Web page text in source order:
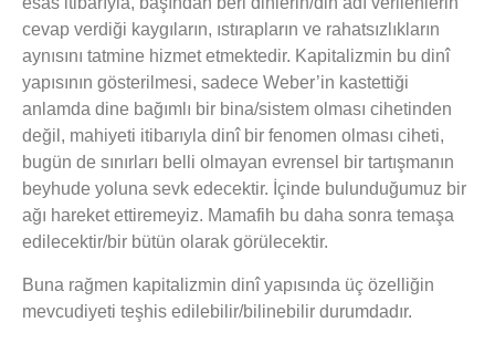
cevap verdiği kaygıların, ıstırapların ve rahatsızlıkların
aynısını tatmine hizmet etmektedir. Kapitalizmin bu dinî
yapısının gösterilmesi, sadece Weber’in kastettiği
anlamda dine bağımlı bir bina/sistem olması cihetinden
değil, mahiyeti itibarıyla dinî bir fenomen olması ciheti,
bugün de sınırları belli olmayan evrensel bir tartışmanın
beyhude yoluna sevk edecektir. İçinde bulunduğumuz bir
ağı hareket ettiremeyiz. Mamafih bu daha sonra temaşa
edilecektir/bir bütün olarak görülecektir.
Buna rağmen kapitalizmin dinî yapısında üç özelliğin
mevcudiyeti teşhis edilebilir/bilinebilir durumdadır.